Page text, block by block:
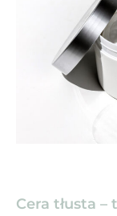
Cera tłusta